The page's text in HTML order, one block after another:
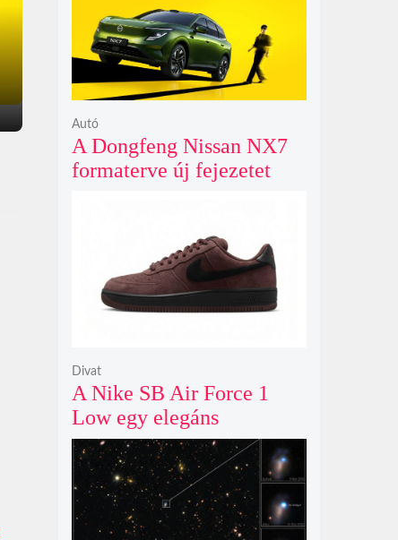
A Dongfeng Nissan NX7
formaterve új fejezetet
Autó
A Nike SB Air Force 1
Low egy elegáns
világosbarna
színváltozatban bukkant
fel újra
Divat